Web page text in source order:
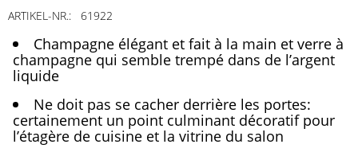
ARTIKEL-NR.: 61922
Champagne élégant et fait à la main et verre à
champagne qui semble trempé dans de l’argent
liquide
Ne doit pas se cacher derrière les portes:
certainement un point culminant décoratif pour
l’étagère de cuisine et la vitrine du salon